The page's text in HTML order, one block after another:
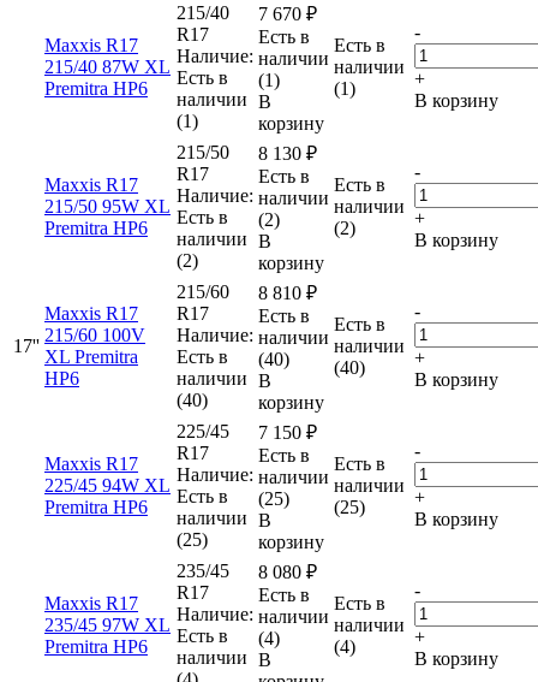
17''
Maxxis R17
215/40 87W XL
Premitra HP6
215/40
R17
Наличие:
Есть в
наличии
(1)
7 670 ₽
Есть в
наличии
(1)
В
корзину
Есть в
наличии
(1)
-
+
В корзину
Maxxis R17
215/50 95W XL
Premitra HP6
215/50
R17
Наличие:
Есть в
наличии
(2)
8 130 ₽
Есть в
наличии
(2)
В
корзину
Есть в
наличии
(2)
-
+
В корзину
Maxxis R17
215/60 100V
XL Premitra
HP6
215/60
R17
Наличие:
Есть в
наличии
(40)
8 810 ₽
Есть в
наличии
(40)
В
корзину
Есть в
наличии
(40)
-
+
В корзину
Maxxis R17
225/45 94W XL
Premitra HP6
225/45
R17
Наличие:
Есть в
наличии
(25)
7 150 ₽
Есть в
наличии
(25)
В
корзину
Есть в
наличии
(25)
-
+
В корзину
Maxxis R17
235/45 97W XL
Premitra HP6
235/45
R17
Наличие:
Есть в
наличии
8 080 ₽
Есть в
наличии
(4)
В
Есть в
наличии
(4)
-
+
В корзину